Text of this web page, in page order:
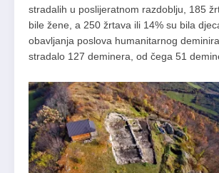
stradalih u poslijeratnom razdoblju, 185
bile žene, a 250 žrtava ili 14% su bila
obavljanja poslova humanitarnog
stradalo 127 deminera, od čega 51